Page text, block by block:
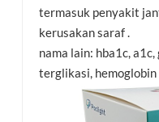
termasuk penyakit
kerusakan saraf .
nama lain: hba1c,
terglikasi,